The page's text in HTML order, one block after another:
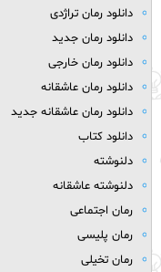
دانلود رمان تراژدی
دانلود رمان جدید
دانلود رمان خارجی
دانلود رمان عاشقانه
دانلود رمان عاشقانه جدید
دانلود کتاب
دلنوشته
دلنوشته عاشقانه
رمان اجتماعی
رمان پلیسی
رمان تخیلی